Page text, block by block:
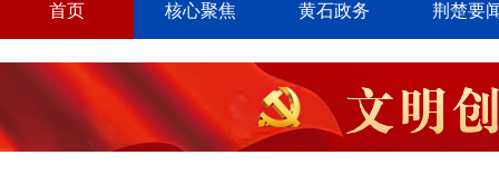
首页 核心聚焦 黄石政务 荆楚要